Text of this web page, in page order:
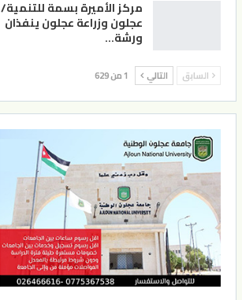
مركز الأميرة بسمة للتنمية/
عجلون وزراعة عجلون ينفذان
ورشة…
السابق التالي 1 من 629